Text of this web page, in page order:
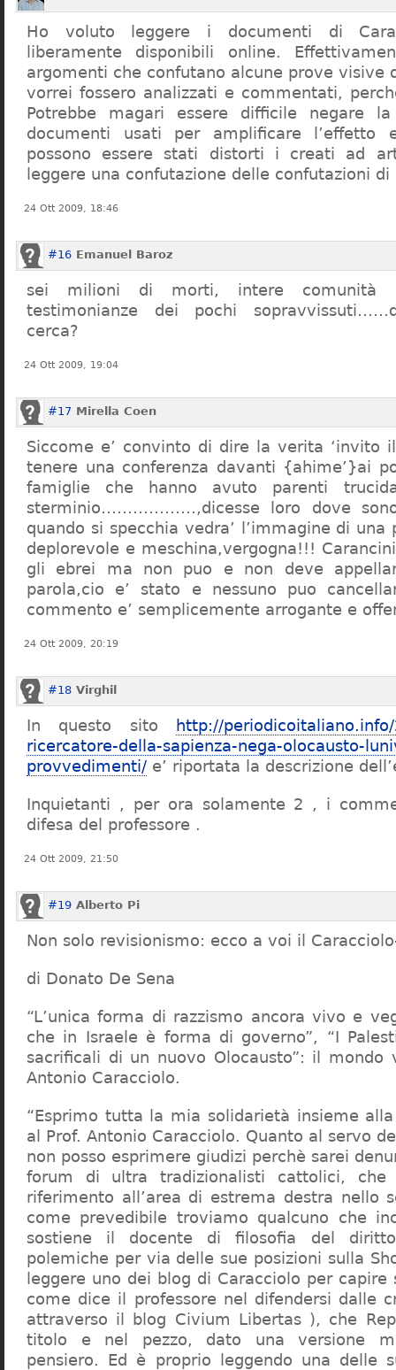
Ho voluto leggere i documenti di
liberamente disponibili online.
argomenti che confutano alcune prove visive
vorrei fossero analizzati e commentati,
Potrebbe magari essere difficile negare
documenti usati per amplificare l’effetto
possono essere stati distorti i creati ad
leggere una confutazione delle confutazioni di
24 Ott 2009, 18:46
#16 Emanuel Baroz
sei milioni di morti, intere comunità
testimonianze dei pochi
cerca?
24 Ott 2009, 19:04
#17 Mirella Coen
Siccome e’ convinto di dire la verita ‘invito
tenere una conferenza davanti {ahime’}ai
famiglie che hanno avuto parenti
sterminio………………,dicesse loro dove
quando si specchia vedra’ l’immagine di una
deplorevole e meschina,vergogna!!!
gli ebrei ma non puo e non deve
parola,cio e’ stato e nessuno puo
commento e’ semplicemente arrogante e
24 Ott 2009, 20:19
#18 Virghil
In questo sito
http://
ricercatore-della-sapienza-nega-olocausto-
provvedimenti/ e’ riportata la descrizione
Inquietanti , per ora solamente 2 , i
difesa del professore .
24 Ott 2009, 21:50
#19 Alberto Pi
Non solo revisionismo: ecco a voi il
di Donato De Sena
“L’unica forma di razzismo ancora vivo e
che in Israele è forma di governo”, “I
sacrificali di un nuovo Olocausto”: il mondo
Antonio Caracciolo.
“Esprimo tutta la mia solidarietà insieme
al Prof. Antonio Caracciolo. Quanto al servo
non posso esprimere giudizi perchè sarei
forum di ultra tradizionalisti cattolici,
riferimento all’area di estrema destra nello
come prevedibile troviamo qualcuno che
sostiene il docente di filosofia del
polemiche per via delle sue posizioni sulla
leggere uno dei blog di Caracciolo per
come dice il professore nel difendersi dalle
attraverso il blog Civium Libertas ), che
titolo e nel pezzo, dato una versione
pensiero. Ed è proprio leggendo una delle